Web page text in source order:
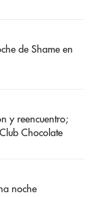
de Shame en
y reencuentro;
Chocolate
noche